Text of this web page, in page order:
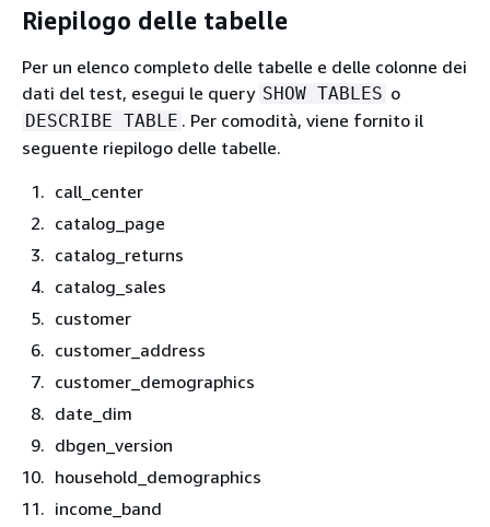
Riepilogo delle tabelle
Per un elenco completo delle tabelle e delle colonne dei
dati del test, esegui le query SHOW TABLES o
DESCRIBE TABLE . Per comodità, viene fornito il
seguente riepilogo delle tabelle.
call_center
catalog_page
catalog_returns
catalog_sales
customer
customer_address
customer_demographics
date_dim
dbgen_version
household_demographics
income_band